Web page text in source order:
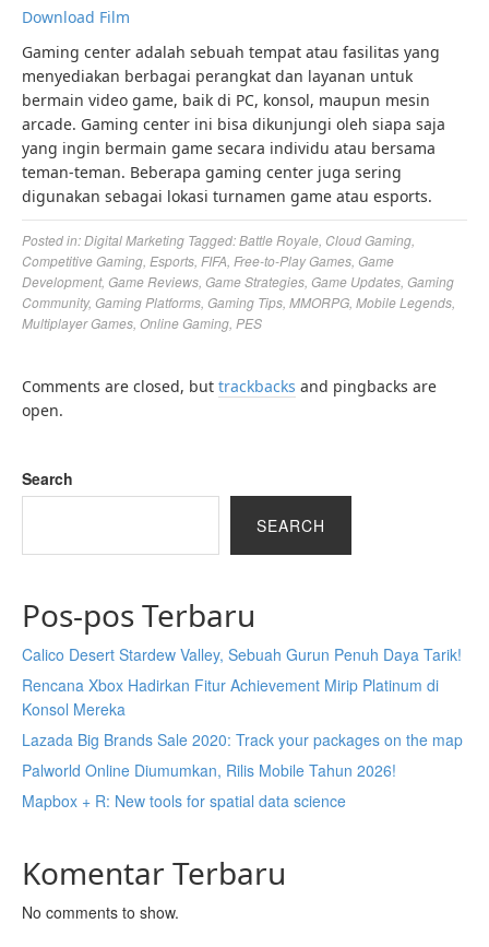
Download Film
Gaming center adalah sebuah tempat atau fasilitas yang
menyediakan berbagai perangkat dan layanan untuk
bermain video game, baik di PC, konsol, maupun mesin
arcade. Gaming center ini bisa dikunjungi oleh siapa saja
yang ingin bermain game secara individu atau bersama
teman-teman. Beberapa gaming center juga sering
digunakan sebagai lokasi turnamen game atau esports.
Posted in:Digital Marketing Tagged:Battle Royale Cloud Gaming
Competitive Gaming Esports FIFA Free-to-Play Games Game
Development, Game Reviews Game Strategies Game Updates Gaming
Community, Gaming Platforms Gaming Tips MMORPG Mobile Legends
Multiplayer Games Online Gaming PES
Comments are closed, but trackbacks and pingbacks are
open.
Search
SEARCH
Pos-pos Terbaru
Calico Desert Stardew Valley, Sebuah Gurun Penuh Daya Tarik!
Rencana Xbox Hadirkan Fitur Achievement Mirip Platinum di
Konsol Mereka
Lazada Big Brands Sale 2020: Track your packages on the map
Palworld Online Diumumkan, Rilis Mobile Tahun 2026!
Mapbox + R: New tools for spatial data science
Komentar Terbaru
No comments to show.